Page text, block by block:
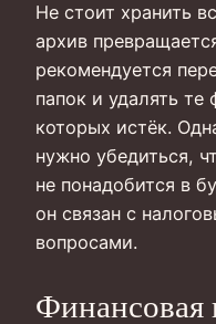
Не стоит хранить
архив
рекомендуется
папок и удалять
которых истёк.
нужно убедиться,
не понадобится в
он связан с
вопросами.
Финансовая